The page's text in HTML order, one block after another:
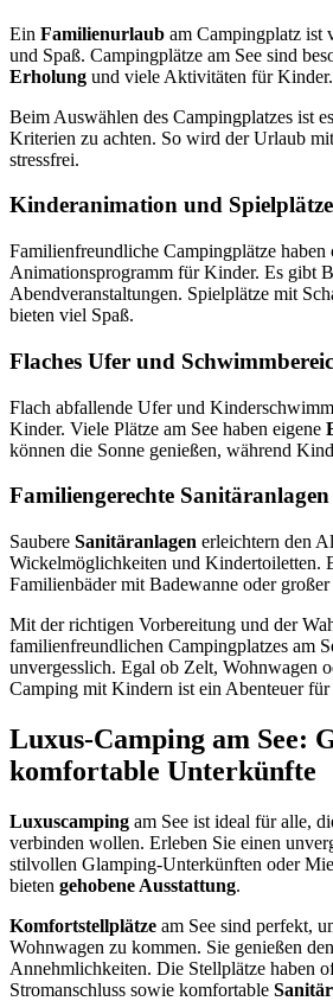
Ein Familienurlaub am Campingplatz ist
und Spaß. Campingplätze am See sind
Erholung und viele Aktivitäten für Kinder.
Beim Auswählen des Campingplatzes ist
Kriterien zu achten. So wird der Urlaub
stressfrei.
Kinderanimation und Spielplätze
Familienfreundliche Campingplätze haben
Animationsprogramm für Kinder. Es gibt
Abendveranstaltungen. Spielplätze mit
bieten viel Spaß.
Flaches Ufer und
Flach abfallende Ufer und
Kinder. Viele Plätze am See haben eigene
können die Sonne genießen, während
Familiengerechte Sanitäranlagen
Saubere Sanitäranlagen erleichtern den
Wickelmöglichkeiten und Kindertoiletten.
Familienbäder mit Badewanne oder großer
Mit der richtigen Vorbereitung und der
familienfreundlichen Campingplatzes am
unvergesslich. Egal ob Zelt, Wohnwagen
Camping mit Kindern ist ein Abenteuer für
Luxus-Camping am See:
komfortable Unterkünfte
Luxuscamping am See ist ideal für alle,
verbinden wollen. Erleben Sie einen
stilvollen Glamping-Unterkünften oder
bieten gehobene Ausstattung.
Komfortstellplätze am See sind perfekt,
Wohnwagen zu kommen. Sie genießen
Annehmlichkeiten. Die Stellplätze haben
Stromanschluss sowie komfortable